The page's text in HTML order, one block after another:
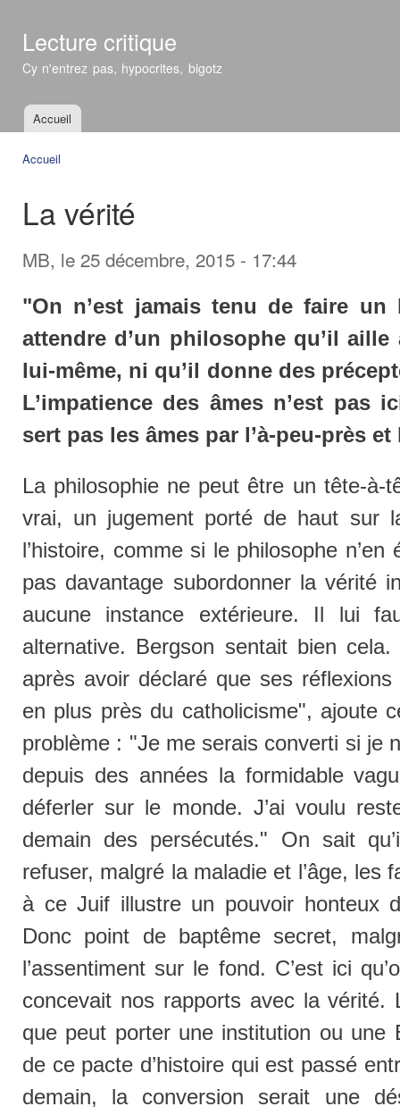
Lecture critique
Cy n'entrez pas, hypocrites, bigotz
Menu principal
Accueil
Accueil
La vérité
MB, le 25 décembre, 2015 - 17:44
"On n’est jamais tenu de faire
attendre d’un philosophe qu’il
lui-même, ni qu’il donne des
L’impatience des âmes n’est pas
sert pas les âmes par l’à-peu-près et
La philosophie ne peut être un tête-à-
vrai, un jugement porté de haut sur
l’histoire, comme si le philosophe
pas davantage subordonner la vérité
aucune instance extérieure. Il lui
alternative. Bergson sentait bien
après avoir déclaré que ses réflexions
en plus près du catholicisme", ajoute
problème : "Je me serais converti si je
depuis des années la formidable
déferler sur le monde. J’ai voulu
demain des persécutés." On sait
refuser, malgré la maladie et l’âge, les
à ce Juif illustre un pouvoir honteux
Donc point de baptême secret,
l’assentiment sur le fond. C’est ici
concevait nos rapports avec la vérité.
que peut porter une institution ou une
de ce pacte d’histoire qui est passé
demain, la conversion serait une